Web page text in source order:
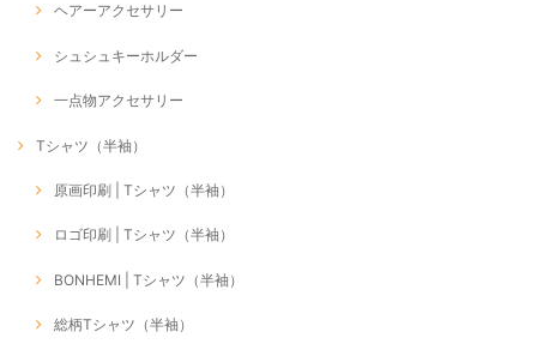
ヘアーアクセサリー
シュシュキーホルダー
一点物アクセサリー
Tシャツ（半袖）
原画印刷 | Tシャツ（半袖）
ロゴ印刷 | Tシャツ（半袖）
BONHEMI | Tシャツ（半袖）
総柄Tシャツ（半袖）